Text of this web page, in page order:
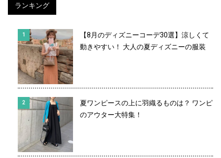
ランキング
【8月のディズニーコーデ30選】涼しくて
動きやすい！ 大人の夏ディズニーの服装
夏ワンピースの上に羽織るものは？ ワンピ
のアウター大特集！